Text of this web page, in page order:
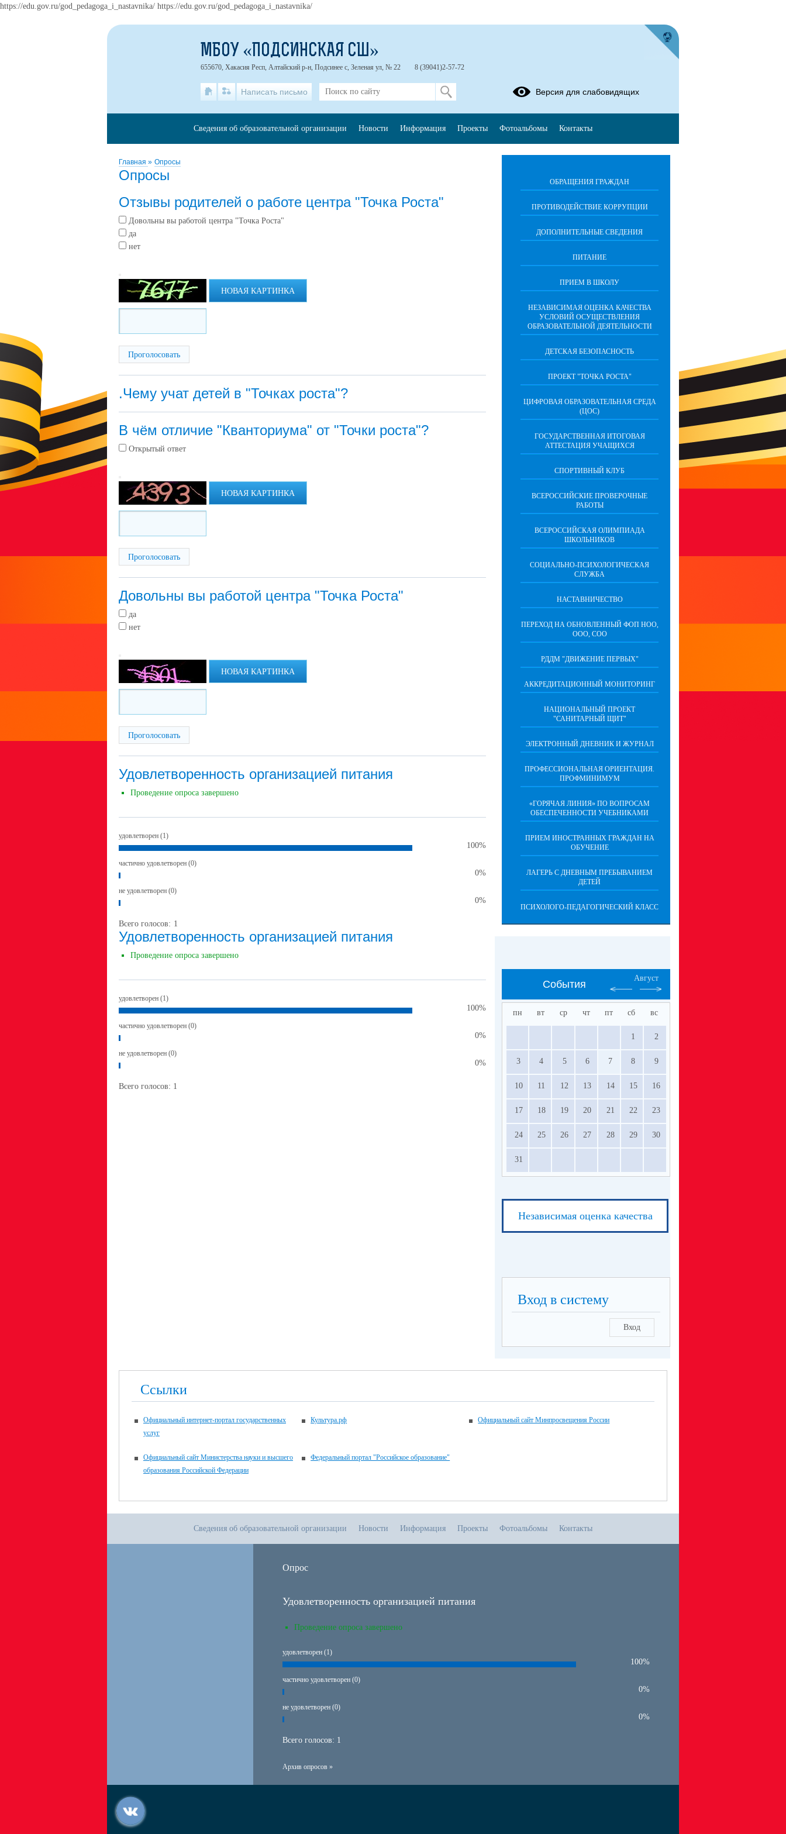
https://edu.gov.ru/god_pedagoga_i_nastavnika/ https://edu.gov.ru/god_pedagoga_i_nastavnika/
Главная » Опросы
Опросы
Отзывы родителей о работе центра "Точка Роста"
Довольны вы работой центра "Точка Роста"
да
нет
НОВАЯ КАРТИНКА
.Чему учат детей в "Точках роста"?
В чём отличие "Кванториума" от "Точки роста"?
Открытый ответ
НОВАЯ КАРТИНКА
Довольны вы работой центра "Точка Роста"
да
нет
НОВАЯ КАРТИНКА
Удовлетворенность организацией питания
Проведение опроса завершено
удовлетворен (1)
100%
частично удовлетворен (0)
0%
не удовлетворен (0)
0%
Всего голосов: 1
Удовлетворенность организацией питания
Проведение опроса завершено
удовлетворен (1)
100%
частично удовлетворен (0)
0%
не удовлетворен (0)
0%
Всего голосов: 1
ОБРАЩЕНИЯ ГРАЖДАН
ПРОТИВОДЕЙСТВИЕ КОРРУПЦИИ
ДОПОЛНИТЕЛЬНЫЕ СВЕДЕНИЯ
ПИТАНИЕ
ПРИЕМ В ШКОЛУ
НЕЗАВИСИМАЯ ОЦЕНКА КАЧЕСТВА
УСЛОВИЙ ОСУЩЕСТВЛЕНИЯ
ОБРАЗОВАТЕЛЬНОЙ ДЕЯТЕЛЬНОСТИ
ДЕТСКАЯ БЕЗОПАСНОСТЬ
ПРОЕКТ "ТОЧКА РОСТА"
ЦИФРОВАЯ ОБРАЗОВАТЕЛЬНАЯ СРЕДА
(ЦОС)
ГОСУДАРСТВЕННАЯ ИТОГОВАЯ
АТТЕСТАЦИЯ УЧАЩИХСЯ
СПОРТИВНЫЙ КЛУБ
ВСЕРОССИЙСКИЕ ПРОВЕРОЧНЫЕ
РАБОТЫ
ВСЕРОССИЙСКАЯ ОЛИМПИАДА
ШКОЛЬНИКОВ
СОЦИАЛЬНО-ПСИХОЛОГИЧЕСКАЯ
СЛУЖБА
НАСТАВНИЧЕСТВО
ПЕРЕХОД НА ОБНОВЛЕННЫЙ ФОП НОО,
ООО, СОО
РДДМ "ДВИЖЕНИЕ ПЕРВЫХ"
АККРЕДИТАЦИОННЫЙ МОНИТОРИНГ
НАЦИОНАЛЬНЫЙ ПРОЕКТ
"САНИТАРНЫЙ ЩИТ"
ЭЛЕКТРОННЫЙ ДНЕВНИК И ЖУРНАЛ
ПРОФЕССИОНАЛЬНАЯ ОРИЕНТАЦИЯ.
ПРОФМИНИМУМ
«ГОРЯЧАЯ ЛИНИЯ» ПО ВОПРОСАМ
ОБЕСПЕЧЕННОСТИ УЧЕБНИКАМИ
ПРИЕМ ИНОСТРАННЫХ ГРАЖДАН НА
ОБУЧЕНИЕ
ЛАГЕРЬ С ДНЕВНЫМ ПРЕБЫВАНИЕМ
ДЕТЕЙ
ПСИХОЛОГО-ПЕДАГОГИЧЕСКИЙ КЛАСС
События
Август
пн вт ср чт пт сб вс
1 2
3 4 5 6 7 8 9
10 11 12 13 14 15 16
17 18 19 20 21 22 23
24 25 26 27 28 29 30
31
Независимая оценка качества
Вход в систему
Вход
Ссылки
Официальный интернет-портал государственных
услуг
Культура.рф Официальный сайт Минпросвещения России
Официальный сайт Министерства науки и высшего
образования Российской Федерации
Федеральный портал "Российское образование"
МБОУ «ПОДСИНСКАЯ СШ»
655670, Хакасия Респ, Алтайский р-н, Подсинее с, Зеленая ул, № 22 8 (39041)2-57-72
Написать письмо Версия для слабовидящих
Сведения об образовательной организации Новости Информация Проекты Фотоальбомы Контакты
Сведения об образовательной организации Новости Информация Проекты Фотоальбомы Контакты
Опрос
Удовлетворенность организацией питания
Проведение опроса завершено
удовлетворен (1)
100%
частично удовлетворен (0)
0%
не удовлетворен (0)
0%
Всего голосов: 1
Архив опросов »